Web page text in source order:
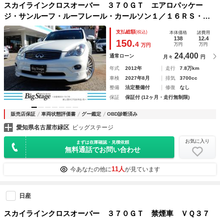
スカイラインクロスオーバー ３７０ＧＴ エアロパッケー
ジ・サンルーフ・ルーフレール・カールソン１／１６ＲＳ・ク
スコ車高調・ＨＤＤナビ・ＤＴＶ・バック＆左サイドカメラ・
ＨＩＤヘッドランプ・運転席パワーシート・リモコン可倒式リ
ヤシート・ＥＴＣ
支払総額(税込)
150.4 万円
本体価格
138
万円
諸費用
12.4
万円
通常ローン 月々 24,400 円
年式 2012年 走行
7.8万km
車検
2027年8月 排気
3700cc
整備
法定整備付 修復
なし
保証
保証付 (12ヶ月・走行無制限)
販売店保証 車両状態評価書 グー鑑定 OBD診断済み
愛知県名古屋市緑区 ビッグステージ
まずは在庫確認・見積依頼
無料通話でお問い合わせ
お気に入り
今あなたの他に11人が見ています
日産
スカイラインクロスオーバー ３７０ＧＴ 禁煙車 ＶＱ３７